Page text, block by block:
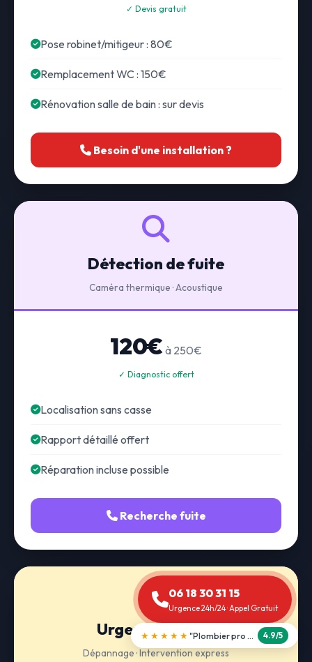
✓ Devis gratuit
Pose robinet/mitigeur : 80€
Remplacement WC : 150€
Rénovation salle de bain : sur devis
Besoin d'une installation ?
Détection de fuite
Caméra thermique · Acoustique
120€ à 250€
✓ Diagnostic offert
Localisation sans casse
Rapport détaillé offert
Réparation incluse possible
Recherche fuite
Urgence 24h/24
Dépannage · Intervention express
06 18 30 31 15
Urgence 24h/24 · Appel Gratuit
★★★★★ "Débouchage WC en 30 min" 5.0/5